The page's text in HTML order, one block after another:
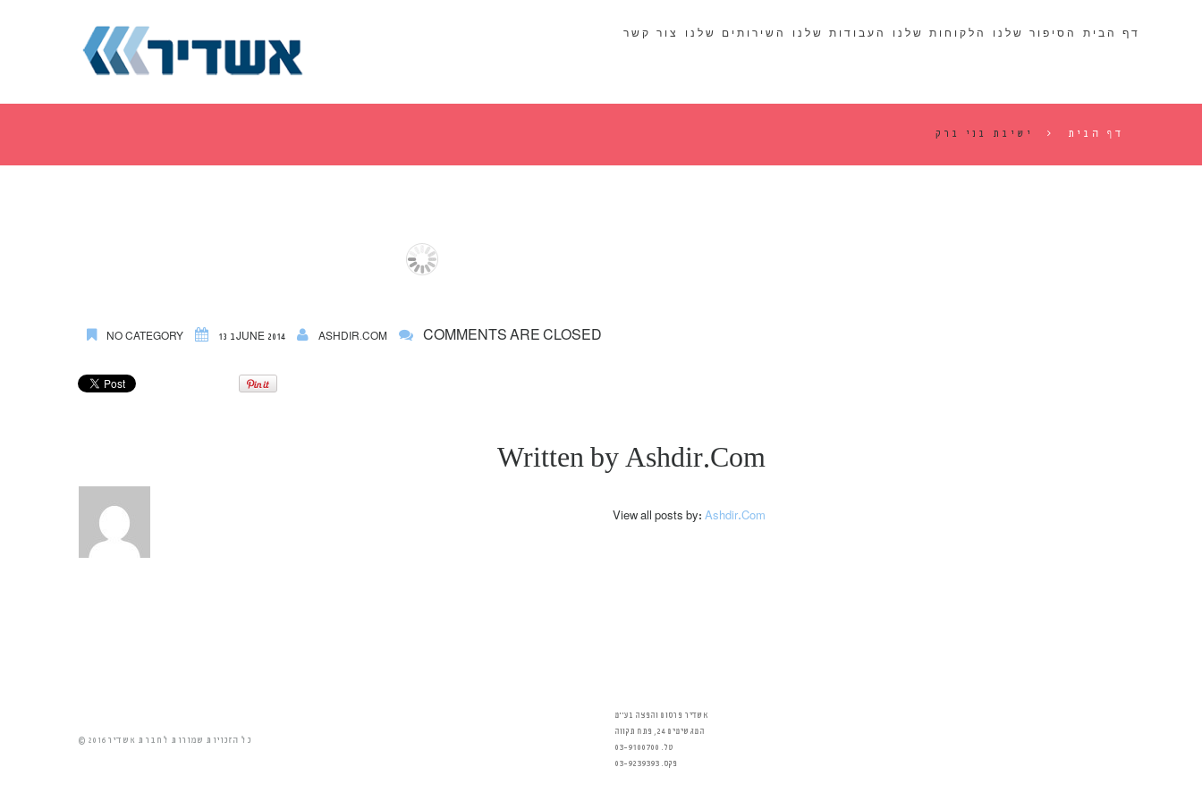
דף הבית הסיפור שלנו הלקוחות שלנו העבודות שלנו השירותים שלנו צור קשר
דף הבית ישיבת בני ברק
NO CATEGORY 13 בJUNE 2014 ASHDIR.COM COMMENTS ARE CLOSED
Written by Ashdir.com
View all posts by: Ashdir.com
אשדיר פרסום והפצה בע״מ
המגשימים 24, פתח תקווה
טל. 03-9100700
פקס. 03-9239393
© 2016 כל הזכויות שמורות לחברת אשדיר